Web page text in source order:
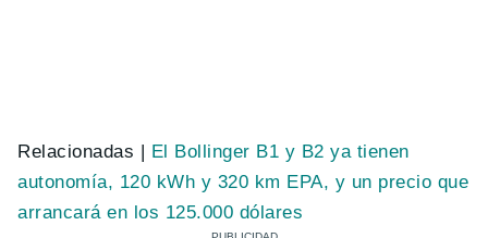
Relacionadas | El Bollinger B1 y B2 ya tienen
autonomía, 120 kWh y 320 km EPA, y un precio que
arrancará en los 125.000 dólares